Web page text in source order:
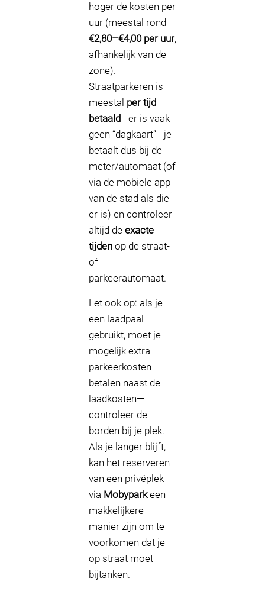
hoger de kosten per
uur (meestal rond
€2,80–€4,00 per uur,
afhankelijk van de
zone).
Straatparkeren is
meestal per tijd
betaald—er is vaak
geen “dagkaart”—je
betaalt dus bij de
meter/automaat (of
via de mobiele app
van de stad als die
er is) en controleer
altijd de exacte
tijden op de straat-
of
parkeerautomaat.
Let ook op: als je
een laadpaal
gebruikt, moet je
mogelijk extra
parkeerkosten
betalen naast de
laadkosten—
controleer de
borden bij je plek.
Als je langer blijft,
kan het reserveren
van een privéplek
via Mobyparkeen
makkelijkere
manier zijn om te
voorkomen dat je
op straat moet
bijtanken.